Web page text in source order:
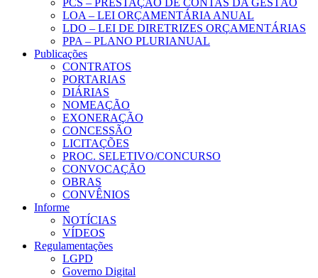
PCS – PRESTAÇÃO DE CONTAS DA GESTÃO
LOA – LEI ORÇAMENTÁRIA ANUAL
LDO – LEI DE DIRETRIZES ORÇAMENTÁRIAS
PPA – PLANO PLURIANUAL
Publicações
CONTRATOS
PORTARIAS
DIÁRIAS
NOMEAÇÃO
EXONERAÇÃO
CONCESSÃO
LICITAÇÕES
PROC. SELETIVO/CONCURSO
CONVOCAÇÃO
OBRAS
CONVÊNIOS
Informe
NOTÍCIAS
VÍDEOS
Regulamentações
LGPD
Governo Digital